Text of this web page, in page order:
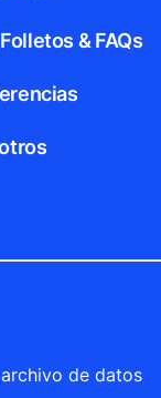
& FAQs
de datos